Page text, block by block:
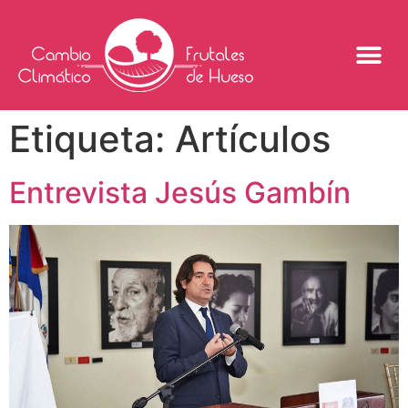
Etiqueta: Artículos
Entrevista Jesús Gambín